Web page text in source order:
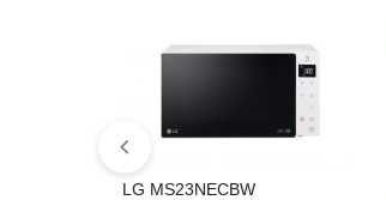
LG MS23NECBW